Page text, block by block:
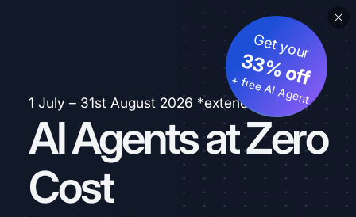
1 July – 31st August 2026 *extended
AI Agents at Zero
Cost
Get your
33% off
+ free AI Agent